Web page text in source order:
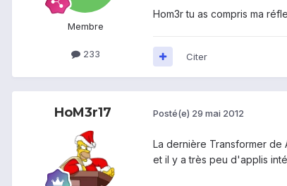
Membre
233
Hom3r tu as compris ma
Citer
HoM3r17 Posté(e) 29 mai 2012
La dernière Transformer de
et il y a très peu d'applis